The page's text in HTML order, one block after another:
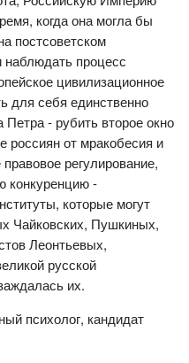
когда она могла бы
постсоветском
наблюдать процесс
цивилизационное
для себя единственно
- рубить второе окно
россиян от мракобесия и
регулирование,
конкуренцию -
которые могут
Чайковских, Пушкиных,
Леонтьевых,
русской
их.
психолог, кандидат